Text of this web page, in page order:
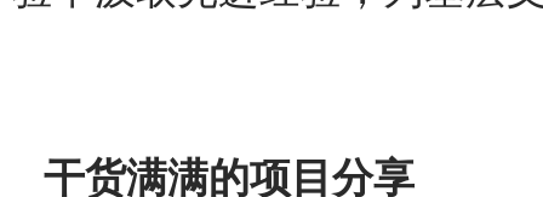
干货满满的项目分享